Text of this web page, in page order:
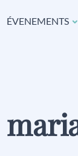
ÉVENEMENTS